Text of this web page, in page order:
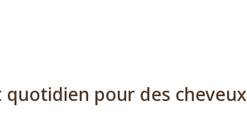
pour des cheveux